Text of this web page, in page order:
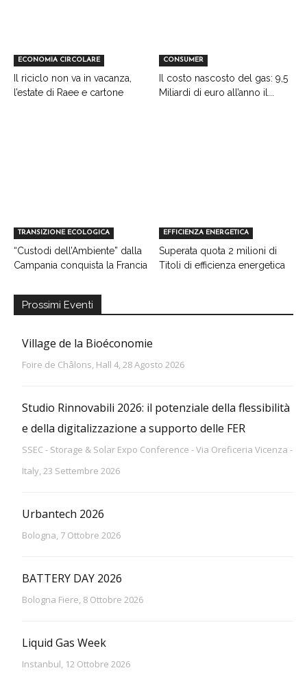
ECONOMIA CIRCOLARE
Il riciclo non va in vacanza,
l’estate di Raee e cartone
CONSUMER
Il costo nascosto del gas: 9,5
Miliardi di euro all’anno il...
TRANSIZIONE ECOLOGICA
“Custodi dell’Ambiente” dalla
Campania conquista la Francia
EFFICIENZA ENERGETICA
Superata quota 2 milioni di
Titoli di efficienza energetica
Prossimi Eventi
Village de la Bioéconomie
Foire de Châlons, Hall 4, 28 Agosto 2026
Studio Rinnovabili 2026: il potenziale della flessibilità
e della digitalizzazione a supporto delle FER
SSEC - Storage & Solar Expo Conference - Via Oreficeria Vicenza -
Italy, 23 Settembre 2026
Urbantech 2026
Bologna, 7 Ottobre 2026
BATTERY DAY 2026
Bologna Fiere, 8 Ottobre 2026
Liquid Gas Week
Instanbul, 12 Ottobre 2026